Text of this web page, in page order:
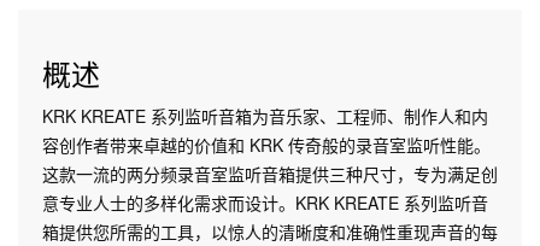
概述
KRK KREATE 系列监听音箱为音乐家、工程师、制作人和内
容创作者带来卓越的价值和 KRK 传奇般的录音室监听性能。
这款一流的两分频录音室监听音箱提供三种尺寸，专为满足创
意专业人士的多样化需求而设计。KRK KREATE 系列监听音
箱提供您所需的工具，以惊人的清晰度和准确性重现声音的每